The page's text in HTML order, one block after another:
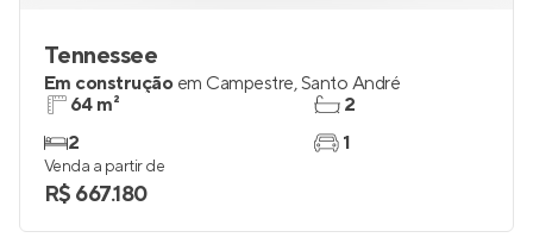
Tennessee
Em construção em Campestre,Santo André
64 m²
2
2
1
Venda a partir de
R$ 667.180